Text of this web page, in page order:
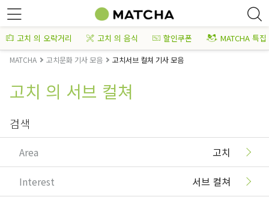
고치 의 오락거리 고치 의 음식 할인쿠폰 MATCHA 특집
MATCHA 고치문화 기사 모음 고치서브 컬쳐 기사 모음
고치 의 서브 컬쳐
검색
Area 고치
Interest 서브 컬쳐